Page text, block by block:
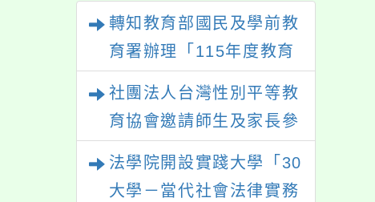
轉知教育部國民及學前教
育署辦理「115年度教育
案， 請鼓勵校內教師踴
躍提出申請，請查照。
社團法人台灣性別平等教
育協會邀請師生及家長參
法學院開設實踐大學「30
大學－當代社會法律實務